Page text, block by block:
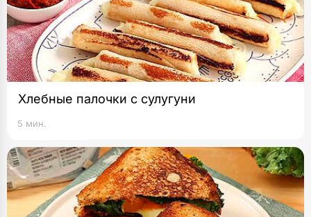
Хлебные палочки с сулугуни
5 мин.